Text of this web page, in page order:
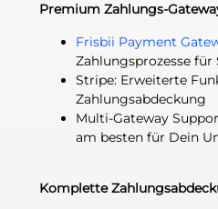
Premium Zahlungs-
Frisbii Payment
Zahlungsprozesse
Stripe: Erweiterte
Zahlungsabdeckung
Multi-Gateway
am besten für Dein
Komplette